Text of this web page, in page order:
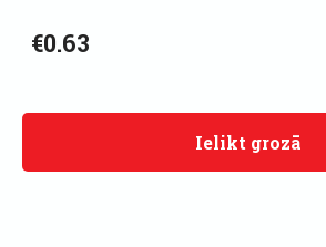
€0.63
Ielikt grozā